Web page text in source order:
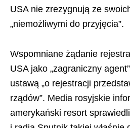
USA nie zrezygnują ze
„niemożliwymi do przyjęcia”.
Wspomniane żądanie
USA jako „zagraniczny
ustawą „o rejestracji
rządów”. Media rosyjskie
amerykański resort